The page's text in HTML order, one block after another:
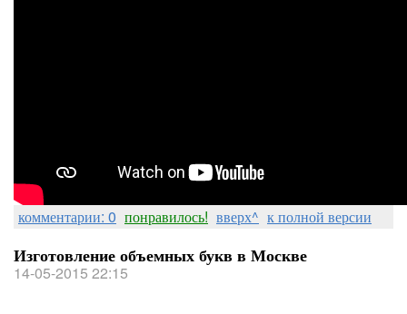
комментарии: 0 понравилось! вверх^ к полной версии
Изготовление объемных букв в Москве
14-05-2015 22:15